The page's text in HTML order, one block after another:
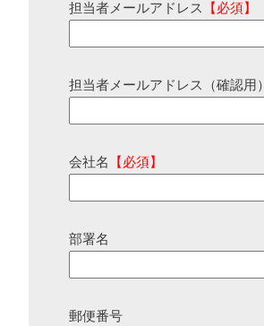
担当者メールアドレス 【必須】
担当者メールアドレス（確認用）
会社名 【必須】
部署名
郵便番号